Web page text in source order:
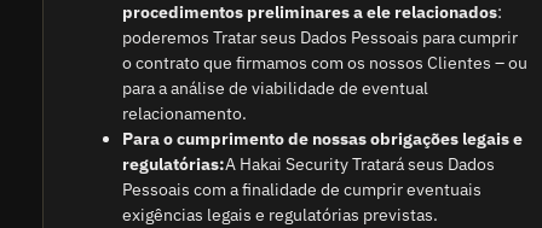
procedimentos preliminares a ele relacionados:
poderemos Tratar seus Dados Pessoais para cumprir
o contrato que firmamos com os nossos Clientes – ou
para a análise de viabilidade de eventual
relacionamento.
Para o cumprimento de nossas obrigações legais e
regulatórias:A Hakai Security Tratará seus Dados
Pessoais com a finalidade de cumprir eventuais
exigências legais e regulatórias previstas.